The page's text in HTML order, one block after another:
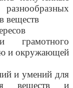
веществ
грамотного
и окружающей
и умений для
веществ и